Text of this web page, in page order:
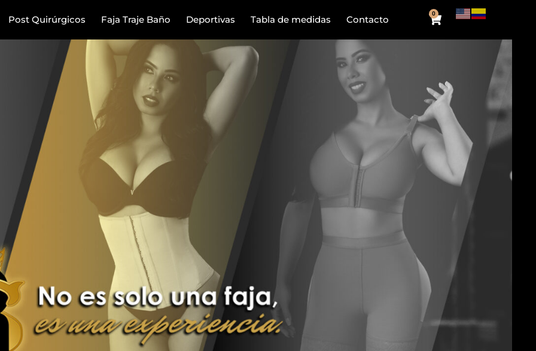
Post Quirúrgicos Faja Traje Baño Deportivas Tabla de medidas Contacto
0